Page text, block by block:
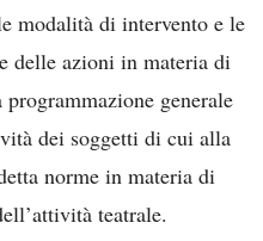
modalità di intervento e le
delle azioni in materia di
generale
dei soggetti di cui alla
norme in materia di
teatrale.